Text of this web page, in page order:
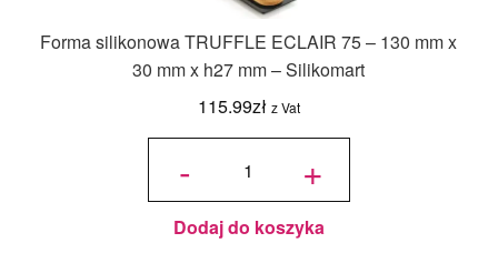
Forma silikonowa TRUFFLE ECLAIR 75 – 130 mm x
30 mm x h27 mm – Silikomart
115.99zł z Vat
-
ilość
TRUFFLE
ECLAIR
75 - 130
mm x 30
mm x h27
Silikomart
+
Dodaj do koszyka